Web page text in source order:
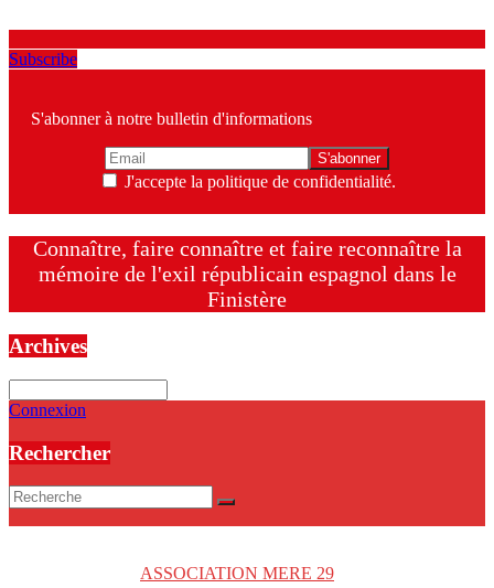
Subscribe
S'abonner à notre bulletin d'informations
J'accepte la politique de confidentialité.
Connaître, faire connaître et faire reconnaître la
mémoire de l'exil républicain espagnol dans le
Finistère
Archives
Connexion
Rechercher
ASSOCIATION MERE 29